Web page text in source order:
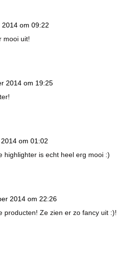
om 09:22
mooi uit!
2014 om 19:25
om 01:02
highlighter is echt heel erg mooi :)
2014 om 22:26
producten! Ze zien er zo fancy uit :)!